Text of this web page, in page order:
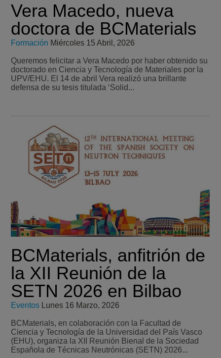
Vera Macedo, nueva
doctora de BCMaterials
Formación Miércoles 15 Abril, 2026
Queremos felicitar a Vera Macedo por haber obtenido su
doctorado en Ciencia y Tecnología de Materiales por la
UPV/EHU. El 14 de abril Vera realizó una brillante
defensa de su tesis titulada ‘Solid...
BCMaterials, anfitrión de
la XII Reunión de la
SETN 2026 en Bilbao
Eventos Lunes 16 Marzo, 2026
BCMaterials, en colaboración con la Facultad de
Ciencia y Tecnología de la Universidad del País Vasco
(EHU), organiza la XII Reunión Bienal de la Sociedad
Española de Técnicas Neutrónicas (SETN) 2026...